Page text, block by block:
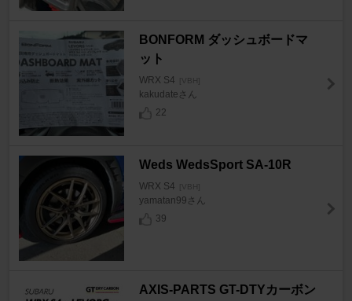
BONFORM ダッシュボードマ
ット
WRX S4 [VBH]
kakudateさん
22
Weds WedsSport SA-10R
WRX S4 [VBH]
yamatan99さん
39
AXIS-PARTS GT-DTYカーボン